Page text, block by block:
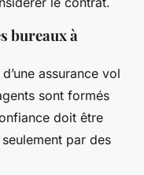
bureaux à
assurance vol
sont formés
doit être
par des